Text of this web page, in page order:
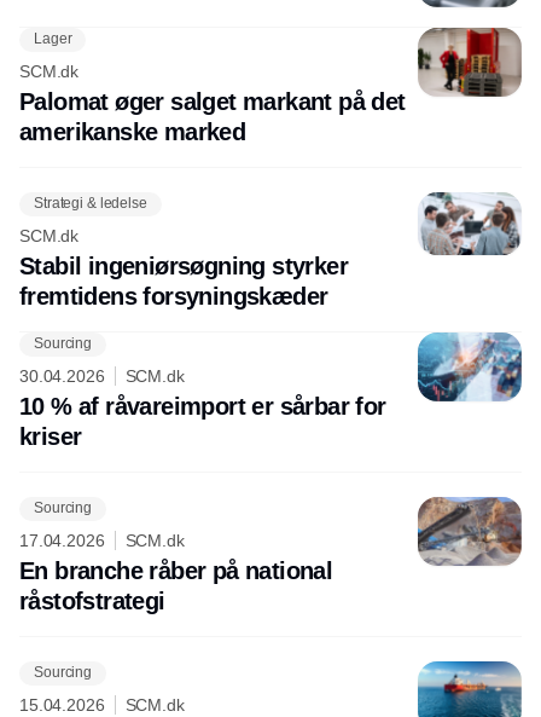
Lager
SCM.dk
Palomat øger salget markant på det
amerikanske marked
Strategi & ledelse
SCM.dk
Stabil ingeniørsøgning styrker
fremtidens forsyningskæder
Sourcing
30.04.2026 SCM.dk
10 % af råvareimport er sårbar for
kriser
Sourcing
17.04.2026 SCM.dk
En branche råber på national
råstofstrategi
Sourcing
15.04.2026 SCM.dk